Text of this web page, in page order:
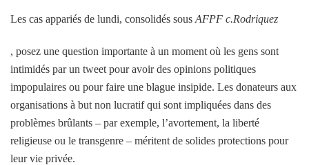
Les cas appariés de lundi, consolidés sous AFPF c.Rodriquez
, posez une question importante à un moment où les gens sont
intimidés par un tweet pour avoir des opinions politiques
impopulaires ou pour faire une blague insipide. Les donateurs aux
organisations à but non lucratif qui sont impliquées dans des
problèmes brûlants – par exemple, l’avortement, la liberté
religieuse ou le transgenre – méritent de solides protections pour
leur vie privée.